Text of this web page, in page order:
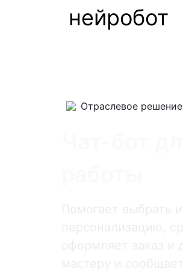
нейробот
Отраслевое решение